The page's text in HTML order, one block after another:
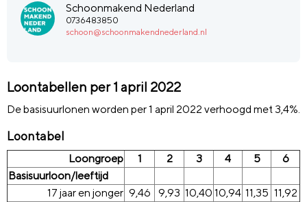
Schoonmakend Nederland
0736483850
schoon@schoonmakendnederland.nl
Loontabellen per 1 april 2022
De basisuurlonen worden per 1 april 2022 verhoogd met 3,4%.
Loontabel
Loongroep 1 2 3 4 5
6
Basisuurloon/leeftijd
17 jaar en jonger 9,46 9,93 10,40 10,94 11,35 11,92